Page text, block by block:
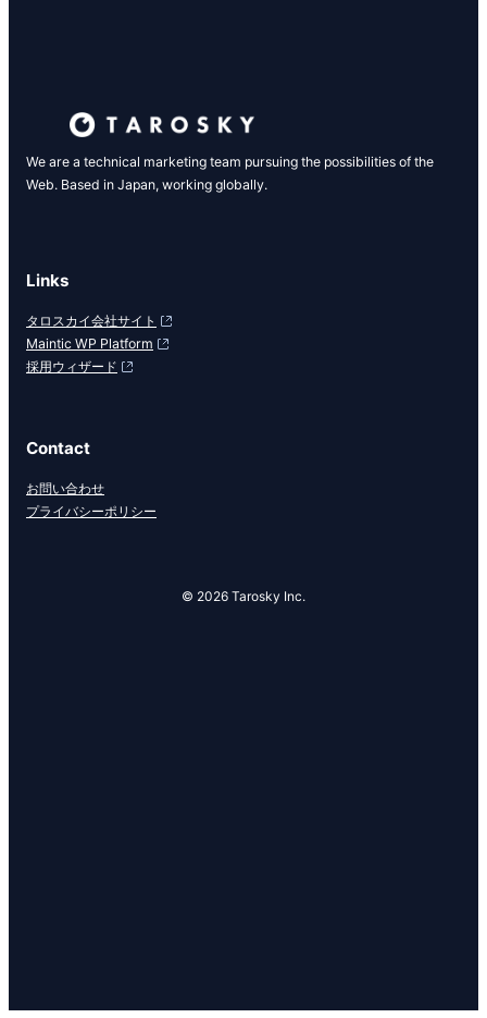
We are a technical marketing team pursuing the possibilities of the
Web. Based in Japan, working globally.
Links
タロスカイ会社サイト
Maintic WP Platform
採用ウィザード
Contact
お問い合わせ
プライバシーポリシー
© 2026 Tarosky Inc.